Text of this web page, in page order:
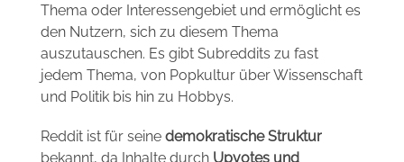
Thema oder Interessengebiet und ermöglicht es
den Nutzern, sich zu diesem Thema
auszutauschen. Es gibt Subreddits zu fast
jedem Thema, von Popkultur über Wissenschaft
und Politik bis hin zu Hobbys.
Reddit ist für seine demokratische Struktur
bekannt, da Inhalte durch Upvotes und